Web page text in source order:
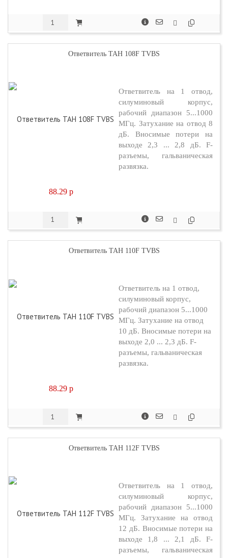
Ответвитель TAH 108F TVBS
88.29 p
Ответвитель на 1 отвод,
силуминовый корпус,
рабочий диапазон 5...1000
МГц. Затухание на отвод 8
дБ. Вносимые потери на
выходе 2,3 ... 2,8 дБ. F-
разъемы, гальваническая
развязка.
Ответвитель TAH 110F TVBS
88.29 p
Ответвитель на 1 отвод,
силуминовый корпус,
рабочий диапазон 5...1000
МГц. Затухание на отвод
10 дБ. Вносимые потери на
выходе 2,0 ... 2,3 дБ. F-
разъемы, гальваническая
развязка.
Ответвитель TAH 112F TVBS
Ответвитель на 1 отвод,
силуминовый корпус,
рабочий диапазон 5...1000
МГц. Затухание на отвод
12 дБ. Вносимые потери на
выходе 1,8 ... 2,1 дБ. F-
разъемы, гальваническая